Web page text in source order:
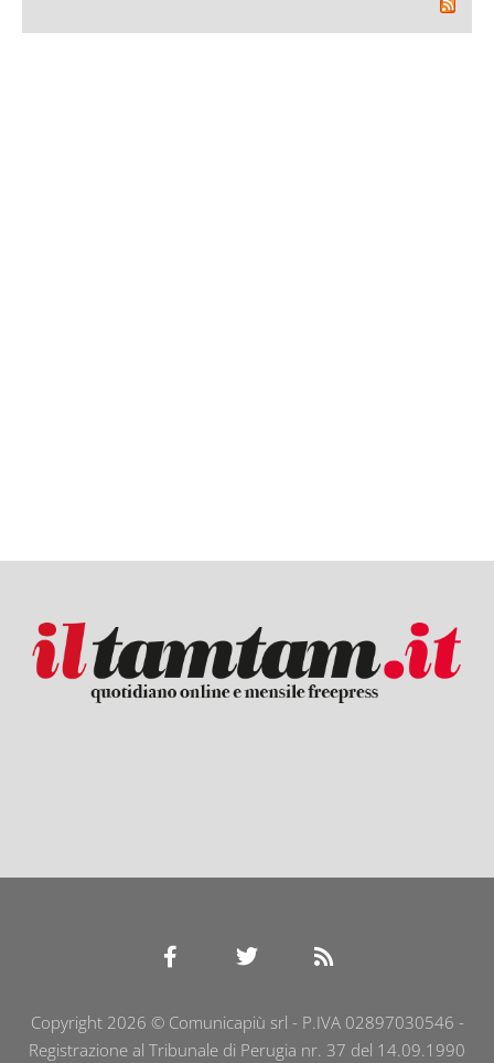
Copyright 2026 © Comunicapiù srl - P.IVA 02897030546 -
Registrazione al Tribunale di Perugia nr. 37 del 14.09.1990